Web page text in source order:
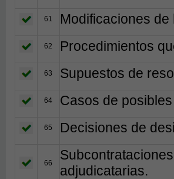
61 Modificaciones
62 Procedimientos
63 Supuestos de
64 Casos de
65 Decisiones de
66
adjudicatarias.